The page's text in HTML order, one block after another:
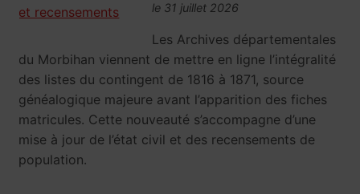
le 31 juillet 2026
Les Archives départementales
du Morbihan viennent de mettre en ligne l’intégralité
des listes du contingent de 1816 à 1871, source
généalogique majeure avant l’apparition des fiches
matricules. Cette nouveauté s’accompagne d’une
mise à jour de l’état civil et des recensements de
population.